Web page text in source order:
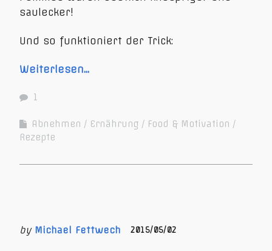
saulecker!
Und so funktioniert der Trick:
Weiterlesen…
1
Abnehmen Ernährung
Food & Motivation
Rezepte
by Michael Fettwech 2015/05/02